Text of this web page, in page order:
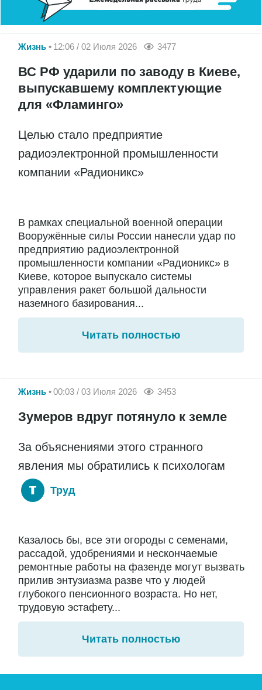
Жизнь 12:06 / 02 Июля 2026 3477
ВС РФ ударили по заводу в Киеве,
выпускавшему комплектующие
для «Фламинго»
Целью стало предприятие
радиоэлектронной промышленности
компании «Радионикс»
В рамках специальной военной операции
Вооружённые силы России нанесли удар по
предприятию радиоэлектронной
промышленности компании «Радионикс» в
Киеве, которое выпускало системы
управления ракет большой дальности
наземного базирования...
Читать полностью
Жизнь 00:03 / 03 Июля 2026 3453
Зумеров вдруг потянуло к земле
За объяснениями этого странного
явления мы обратились к психологам
Труд
Казалось бы, все эти огороды с семенами,
рассадой, удобрениями и нескончаемые
ремонтные работы на фазенде могут вызвать
прилив энтузиазма разве что у людей
глубокого пенсионного возраста. Но нет,
трудовую эстафету...
Читать полностью